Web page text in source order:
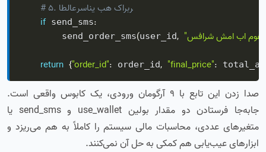
# ۵. اطلاع‌رسانی به کاربر
if send_sms:
        send_order_sms
(user_id, موفقیت ثبت شد."
return {"order_id": order_id, "final_price":
صدا زدن این تابع با ۹ آرگومان ورودی، یک کابوس واقعی است.
جابه‌جا فرستادن دو مقدار بولین use_wallet و send_sms یا
متغیرهای عددی، محاسبات مالی سیستم را کاملاً به هم می‌ریزد و
ابزارهای عیب‌یابی هم کمکی به حل آن نمی‌کنند.